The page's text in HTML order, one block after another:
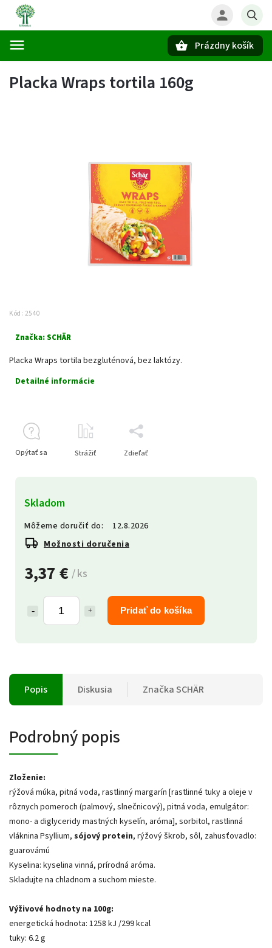
Prázdny košík
Placka Wraps tortila 160g
Kód: 2540
Značka: SCHÄR
3,37 € / ks
Pridať do košíka
Skladom
Môžeme doručiť do:
12.8.2026
Možnosti doručenia
Placka Wraps tortila bezgluténová, bez laktózy.
Detailné informácie
Opýtať sa Strážiť Zdieľať
Popis Diskusia ZnačkaSCHÄR
Podrobný popis
Zloženie:
rýžová múka, pitná voda, rastlinný margarín [rastlinné tuky a oleje v
rôznych pomeroch (palmový, slnečnicový), pitná voda, emulgátor:
mono- a diglyceridy mastných kyselín, aróma], sorbitol, rastlinná
vláknina Psyllium, sójový protein, rýžový škrob, sôl, zahusťovadlo:
guarovámú
Kyselina: kyselina vinná, prírodná aróma.
Skladujte na chladnom a suchom mieste.
Výživové hodnoty na 100g:
energetická hodnota: 1258 kJ /299 kcal
tuky: 6.2 g